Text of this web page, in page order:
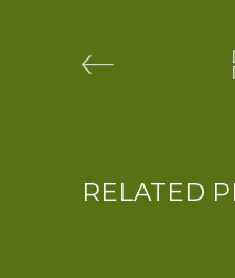
RELATED